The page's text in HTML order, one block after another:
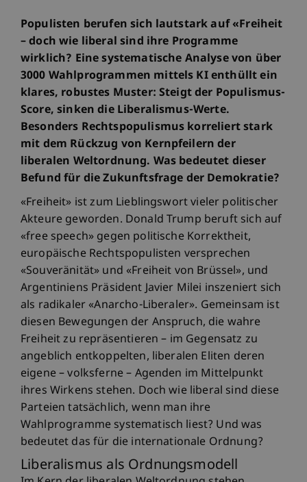
Populisten berufen sich lautstark auf «Freiheit
– doch wie liberal sind ihre Programme
wirklich? Eine systematische Analyse von über
3000 Wahlprogrammen mittels KI enthüllt ein
klares, robustes Muster: Steigt der Populismus-
Score, sinken die Liberalismus-Werte.
Besonders Rechtspopulismus korreliert stark
mit dem Rückzug von Kernpfeilern der
liberalen Weltordnung. Was bedeutet dieser
Befund für die Zukunftsfrage der Demokratie?
«Freiheit» ist zum Lieblingswort vieler politischer
Akteure geworden. Donald Trump beruft sich auf
«free speech» gegen politische Korrektheit,
europäische Rechtspopulisten versprechen
«Souveränität» und «Freiheit von Brüssel», und
Argentiniens Präsident Javier Milei inszeniert sich
als radikaler «Anarcho-Liberaler». Gemeinsam ist
diesen Bewegungen der Anspruch, die wahre
Freiheit zu repräsentieren – im Gegensatz zu
angeblich entkoppelten, liberalen Eliten deren
eigene – volksferne – Agenden im Mittelpunkt
ihres Wirkens stehen. Doch wie liberal sind diese
Parteien tatsächlich, wenn man ihre
Wahlprogramme systematisch liest? Und was
bedeutet das für die internationale Ordnung?
Liberalismus als Ordnungsmodell